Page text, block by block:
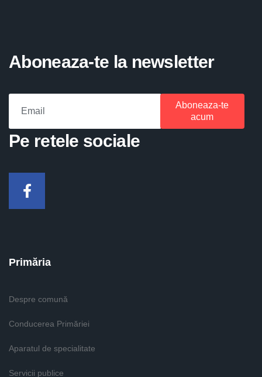
Aboneaza-te la newsletter
Aboneaza-te
acum
Pe retele sociale
Facebook
Primăria
Despre comună
Conducerea Primăriei
Aparatul de specialitate
Servicii publice